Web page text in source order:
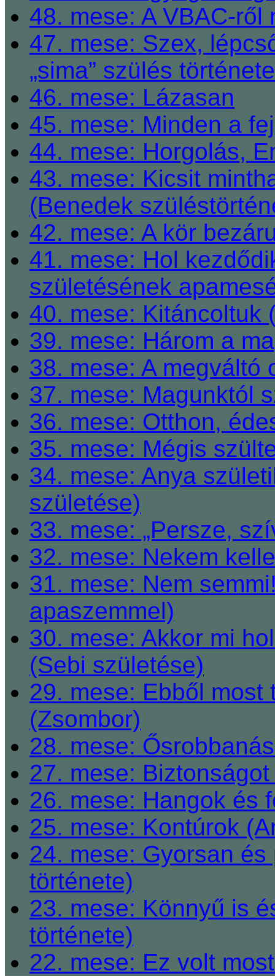
48. mese: A VBAC-
47. mese: Szex,
„sima” szülés
46. mese: Lázasan
45. mese: Minden a
44. mese: Horgolás,
43. mese: Kicsit
(Benedek
42. mese: A kör
41. mese: Hol
születésének
40. mese: Kitáncoltuk
39. mese: Három a
38. mese: A megváltó
37. mese: Magunktól
36. mese: Otthon,
35. mese: Mégis
34. mese: Anya
születése)
33. mese: „Persze,
32. mese: Nekem
31. mese: Nem
apaszemmel)
30. mese: Akkor mi
(Sebi születése)
29. mese: Ebből
(Zsombor)
28. mese:
27. mese:
26. mese: Hangok és
25. mese: Kontúrok
24. mese: Gyorsan
története)
23. mese: Könnyű is
története)
22. mese: Ez volt